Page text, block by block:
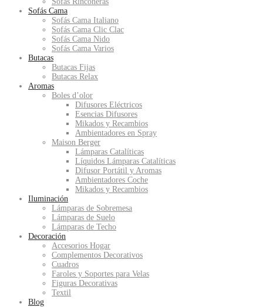
Sofás Cama
Sofás Cama Italiano
Sofás Cama Clic Clac
Sofás Cama Nido
Sofás Cama Varios
Butacas
Butacas Fijas
Butacas Relax
Aromas
Boles d’olor
Difusores Eléctricos
Esencias Difusores
Mikados y Recambios
Ambientadores en Spray
Maison Berger
Lámparas Catalíticas
Líquidos Lámparas Catalíticas
Difusor Portátil y Aromas
Ambientadores Coche
Mikados y Recambios
Iluminación
Lámparas de Sobremesa
Lámparas de Suelo
Lámparas de Techo
Decoración
Accesorios Hogar
Complementos Decorativos
Cuadros
Faroles y Soportes para Velas
Figuras Decorativas
Textil
Blog